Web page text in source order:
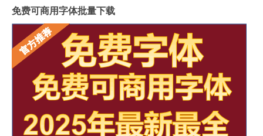
免费可商用字体批量下载